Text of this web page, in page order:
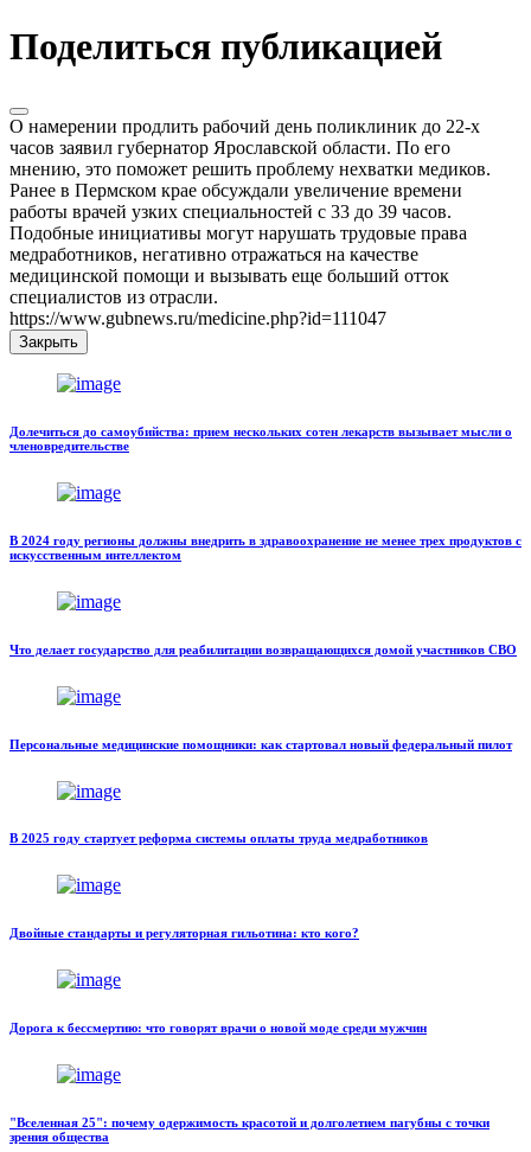
Поделиться публикацией
О намерении продлить рабочий день поликлиник до 22-х
часов заявил губернатор Ярославской области. По его
мнению, это поможет решить проблему нехватки медиков.
Ранее в Пермском крае обсуждали увеличение времени
работы врачей узких специальностей с 33 до 39 часов.
Подобные инициативы могут нарушать трудовые права
медработников, негативно отражаться на качестве
медицинской помощи и вызывать еще больший отток
специалистов из отрасли.
https://www.gubnews.ru/medicine.php?id=111047
Закрыть
Долечиться до самоубийства: прием нескольких сотен лекарств вызывает мысли о
членовредительстве
В 2024 году регионы должны внедрить в здравоохранение не менее трех продуктов с
искусственным интеллектом
Что делает государство для реабилитации возвращающихся домой участников СВО
Персональные медицинские помощники: как стартовал новый федеральный пилот
В 2025 году стартует реформа системы оплаты труда медработников
Двойные стандарты и регуляторная гильотина: кто кого?
Дорога к бессмертию: что говорят врачи о новой моде среди мужчин
"Вселенная 25": почему одержимость красотой и долголетием пагубны с точки
зрения общества